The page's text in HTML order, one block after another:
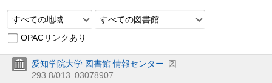
すべての地域
すべての図書館
OPACリンクあり
愛知学院大学 図書館 情報センター 図
293.8/013 03078907